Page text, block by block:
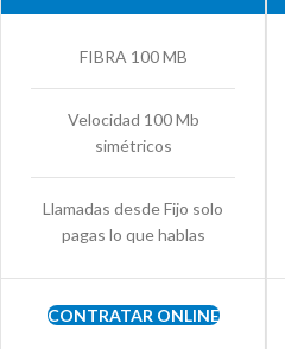
FIBRA 100 MB
Velocidad 100 Mb
simétricos
Llamadas desde Fijo solo
pagas lo que hablas
CONTRATAR ONLINE